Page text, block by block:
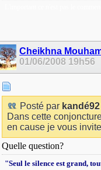
Cheikhna
01/06/2008 19h56
Posté par kandé92
Dans cette
en cause je vous
Quelle question?
"Seul le silence est grand,